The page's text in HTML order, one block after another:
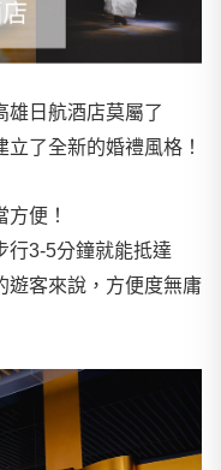
雄日航酒店莫屬了
了全新的婚禮風格！
便！
行3-5分鐘就能抵達
遊客來說，方便度無庸